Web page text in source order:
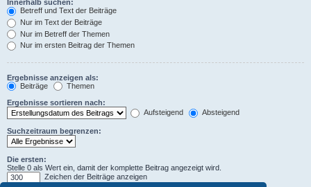
Innerhalb suchen:
Betreff und Text der Beiträge
Nur im Text der Beiträge
Nur im Betreff der Themen
Nur im ersten Beitrag der Themen
Ergebnisse anzeigen als:
Beiträge
Themen
Ergebnisse sortieren nach:
Aufsteigend
Absteigend
Suchzeitraum begrenzen:
Die ersten:
Stelle 0 als Wert ein, damit der komplette Beitrag angezeigt wird.
Zeichen der Beiträge anzeigen